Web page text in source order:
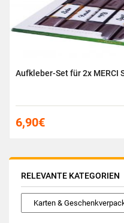
RELEVANTE KATEGORIEN
Aufkleber-Set für 2x MERCI
6,90€